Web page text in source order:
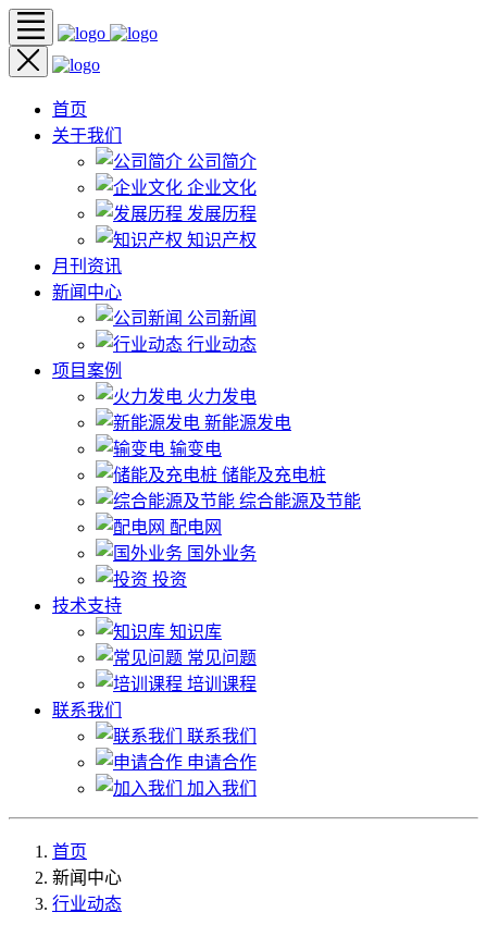
首页
关于我们
公司简介
企业文化
发展历程
知识产权
月刊资讯
新闻中心
公司新闻
行业动态
项目案例
火力发电
新能源发电
输变电
储能及充电桩
综合能源及节能
配电网
国外业务
投资
技术支持
知识库
常见问题
培训课程
联系我们
联系我们
申请合作
加入我们
首页
新闻中心
行业动态